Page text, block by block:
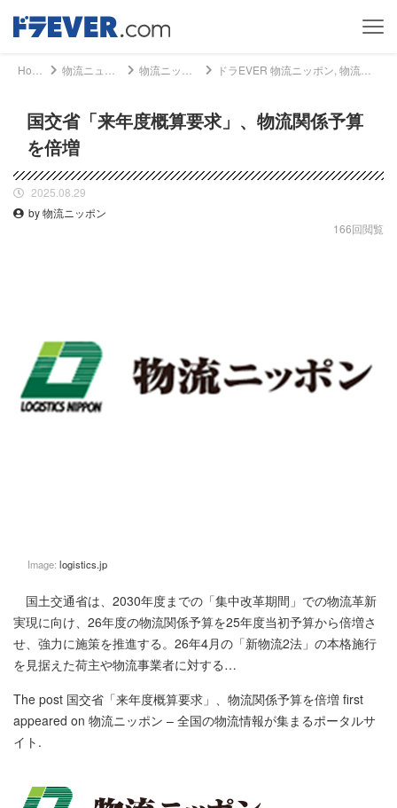
国交省「来年度概算要求」、物流関係予算
を倍増
2025.08.29
by 物流ニッポン
166回閲覧
Image: logistics.jp
国土交通省は、2030年度までの「集中改革期間」での物流革新
実現に向け、26年度の物流関係予算を25年度当初予算から倍増さ
せ、強力に施策を推進する。26年4月の「新物流2法」の本格施行
を見据えた荷主や物流事業者に対する…
The post 国交省「来年度概算要求」、物流関係予算を倍増 first
appeared on 物流ニッポン – 全国の物流情報が集まるポータルサ
イト .